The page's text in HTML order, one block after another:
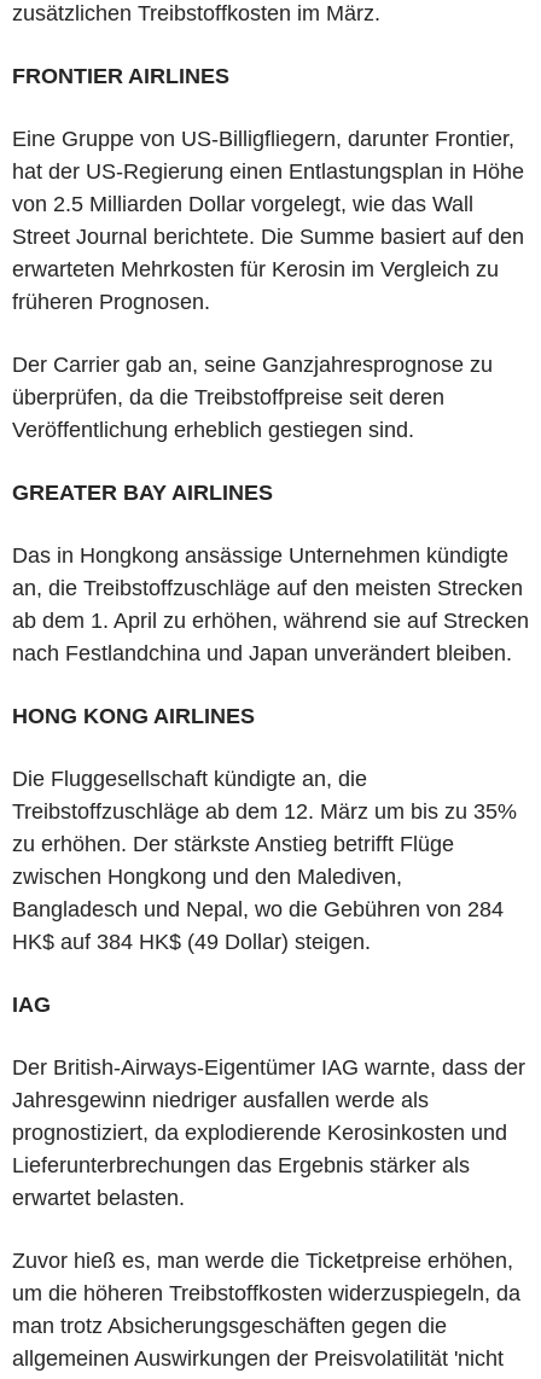
zusätzlichen Treibstoffkosten im März.
FRONTIER AIRLINES
Eine Gruppe von US-Billigfliegern, darunter Frontier,
hat der US-Regierung einen Entlastungsplan in Höhe
von 2.5 Milliarden Dollar vorgelegt, wie das Wall
Street Journal berichtete. Die Summe basiert auf den
erwarteten Mehrkosten für Kerosin im Vergleich zu
früheren Prognosen.
Der Carrier gab an, seine Ganzjahresprognose zu
überprüfen, da die Treibstoffpreise seit deren
Veröffentlichung erheblich gestiegen sind.
GREATER BAY AIRLINES
Das in Hongkong ansässige Unternehmen kündigte
an, die Treibstoffzuschläge auf den meisten Strecken
ab dem 1. April zu erhöhen, während sie auf Strecken
nach Festlandchina und Japan unverändert bleiben.
HONG KONG AIRLINES
Die Fluggesellschaft kündigte an, die
Treibstoffzuschläge ab dem 12. März um bis zu 35%
zu erhöhen. Der stärkste Anstieg betrifft Flüge
zwischen Hongkong und den Malediven,
Bangladesch und Nepal, wo die Gebühren von 284
HK$ auf 384 HK$ (49 Dollar) steigen.
IAG
Der British-Airways-Eigentümer IAG warnte, dass der
Jahresgewinn niedriger ausfallen werde als
prognostiziert, da explodierende Kerosinkosten und
Lieferunterbrechungen das Ergebnis stärker als
erwartet belasten.
Zuvor hieß es, man werde die Ticketpreise erhöhen,
um die höheren Treibstoffkosten widerzuspiegeln, da
man trotz Absicherungsgeschäften gegen die
allgemeinen Auswirkungen der Preisvolatilität 'nicht